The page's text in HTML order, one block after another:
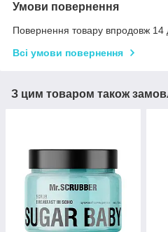
Умови повернення
Повернення товару впродовж 14
Всі умови повернення
З цим товаром також